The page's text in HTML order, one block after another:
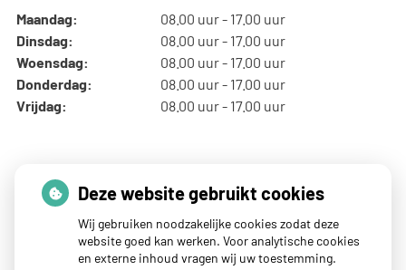
Maandag:
08.00 uur - 17.00 uur
Dinsdag:
08.00 uur - 17.00 uur
Woensdag:
08.00 uur - 17.00 uur
Donderdag:
08.00 uur - 17.00 uur
Vrijdag:
08.00 uur - 17.00 uur
Thuisarts nieuws
Blaar op je hand of voet? Dit kun je doen
Deze website gebruikt cookies
Wij gebruiken noodzakelijke cookies zodat deze
website goed kan werken. Voor analytische cookies
en externe inhoud vragen wij uw toestemming.